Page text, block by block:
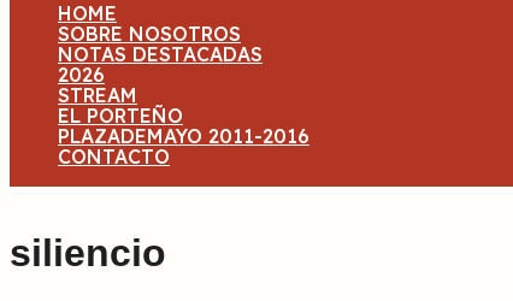
HOME
SOBRE NOSOTROS
NOTAS DESTACADAS
2026
STREAM
EL PORTEÑO
PLAZADEMAYO 2011-2016
CONTACTO
siliencio